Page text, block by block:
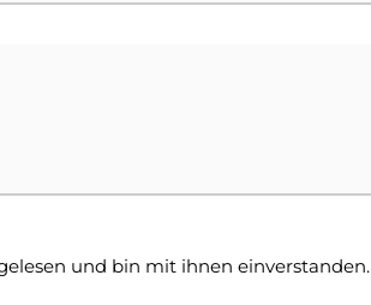
und bin mit ihnen einverstanden.